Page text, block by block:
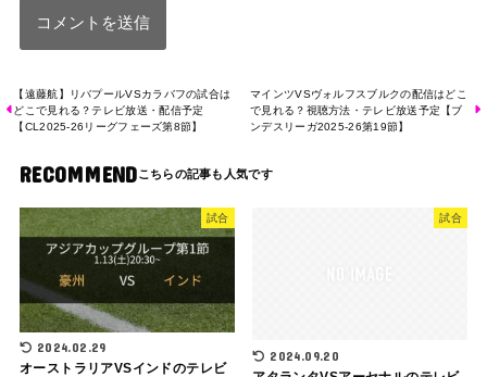
【遠藤航】リバプールVSカラバフの試合は
どこで見れる？テレビ放送・配信予定
【CL2025-26リーグフェーズ第8節】
マインツVSヴォルフスブルクの配信はどこ
で見れる？視聴方法・テレビ放送予定【ブ
ンデスリーガ2025-26第19節】
RECOMMEND
試合
2024.02.29
オーストラリアVSインドのテレビ
試合
2024.09.20